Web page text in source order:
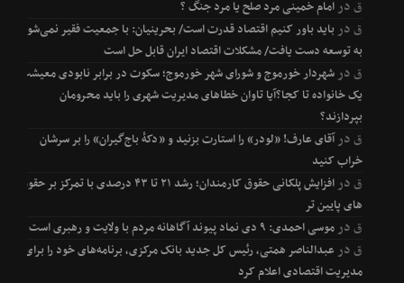
قدرامام خمینی مرد صلح یا مرد جنگ ؟
قدرباید باور کنیم اقتصاد قدرت است/ بحرینیان: با جمعیت فقیر نمی‌شود
به توسعه دست یافت/ مشکلات اقتصاد ایران قابل حل است
قدرشهردار خورموج و شورای شهر خورموج؛ سکوت در برابر نابودی معیشت
یک خانواده تا کجا؟آیا تاوان خطاهای مدیریت شهری را باید محرومان
بپردازند؟
قدرآقای عارف! «لودر» را استارت بزنید و «دکۀ باج‌گیران» را بر سرشان
خراب کنید
قدر
افزایش پلکانی حقوق کارمندان؛ رشد ۲۱ تا ۴۳ درصدی با تمرکز بر حقوق
های پایین تر
قدرموسی احمدی: ۹ دی نماد پیوند آگاهانه مردم با ولایت و رهبری است
قدر عبدالناصر همتی، رئیس کل جدید بانک مرکزی، برنامه‌های خود را برای
مدیریت اقتصادی اعلام کرد